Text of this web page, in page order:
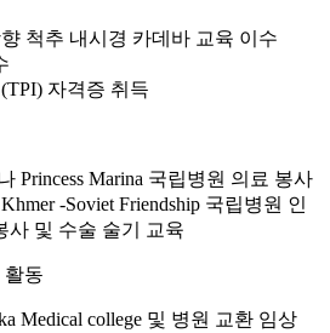
척추 내시경 카데바 교육 이수
자격증 취득
Princess Marina 국립병원 의료 봉사
-Soviet Friendship 국립병원 인
사 및 수술 술기 교육
활동
Medical college 및 병원 교환 임상